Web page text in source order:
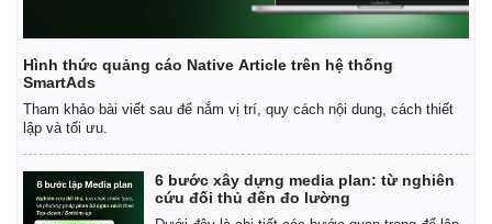
Hình thức quảng cáo Native Article trên hệ thống
SmartAds
Tham khảo bài viết sau để nắm vị trí, quy cách nội dung, cách thiết
lập và tối ưu.
6 bước xây dựng media plan: từ nghiên
cứu đối thủ đến đo lường